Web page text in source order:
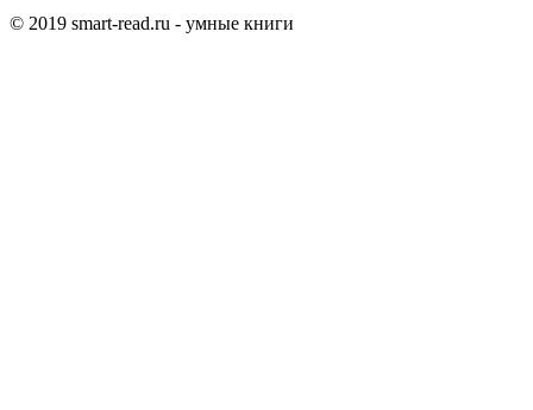
© 2019 smart-read.ru - умные книги